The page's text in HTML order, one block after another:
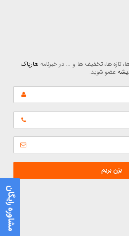
تازه ها، تخفیف ها و ... در خبرنامه
عضو شوید.
بزن بریم
مشاوره رایگان